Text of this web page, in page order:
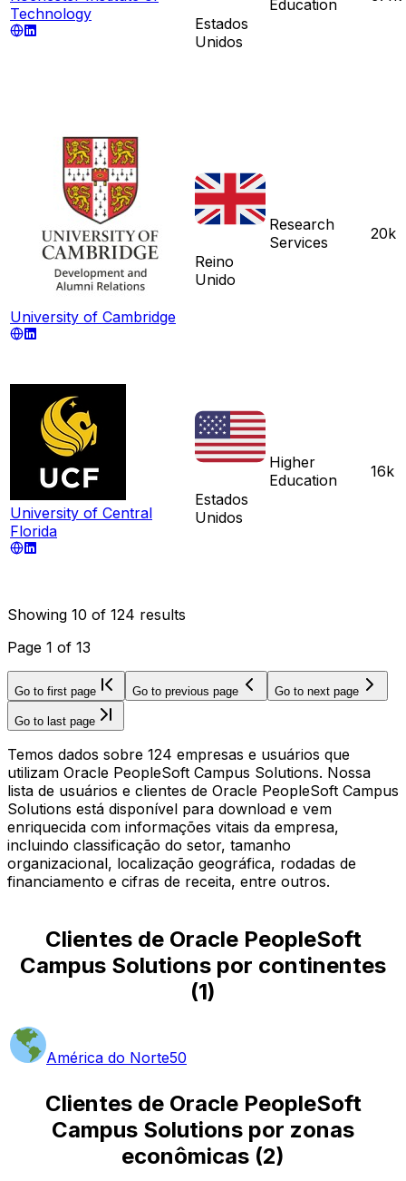
Technology
Estados
Unidos
Education
University of Cambridge
Reino
Unido
Research
Services
20k
University of Central
Florida
Estados
Unidos
Higher
Education
16k
Showing 10 of 124 results
Page 1 of 13
Go to first page Go to previous page Go to next page
Go to last page
Temos dados sobre 124 empresas e usuários que
utilizam Oracle PeopleSoft Campus Solutions. Nossa
lista de usuários e clientes de Oracle PeopleSoft Campus
Solutions está disponível para download e vem
enriquecida com informações vitais da empresa,
incluindo classificação do setor, tamanho
organizacional, localização geográfica, rodadas de
financiamento e cifras de receita, entre outros.
Clientes de Oracle PeopleSoft
Campus Solutions por continentes
(1)
América do Norte50
Clientes de Oracle PeopleSoft
Campus Solutions por zonas
econômicas (2)